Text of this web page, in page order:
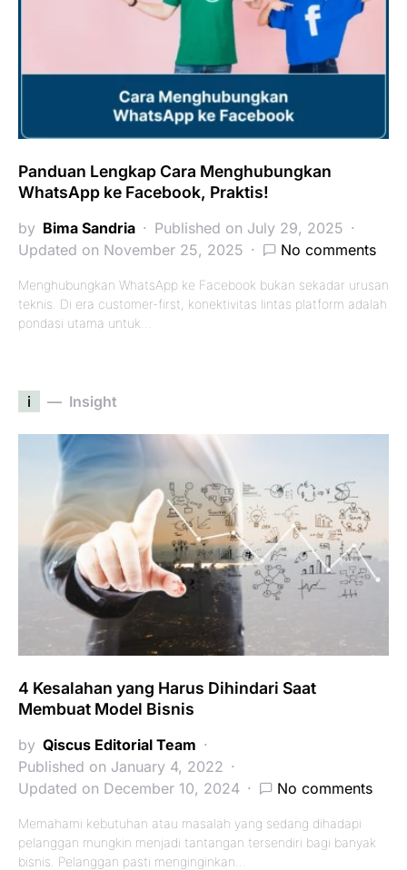
Panduan Lengkap Cara Menghubungkan
WhatsApp ke Facebook, Praktis!
by Bima Sandria
Published on July 29, 2025
Updated on November 25, 2025
No comments
Menghubungkan WhatsApp ke Facebook bukan sekadar urusan
teknis. Di era customer-first, konektivitas lintas platform adalah
pondasi utama untuk…
i Insight
4 Kesalahan yang Harus Dihindari Saat
Membuat Model Bisnis
by Qiscus Editorial Team
Published on January 4, 2022
Updated on December 10, 2024
No comments
Memahami kebutuhan atau masalah yang sedang dihadapi
pelanggan mungkin menjadi tantangan tersendiri bagi banyak
bisnis. Pelanggan pasti menginginkan…